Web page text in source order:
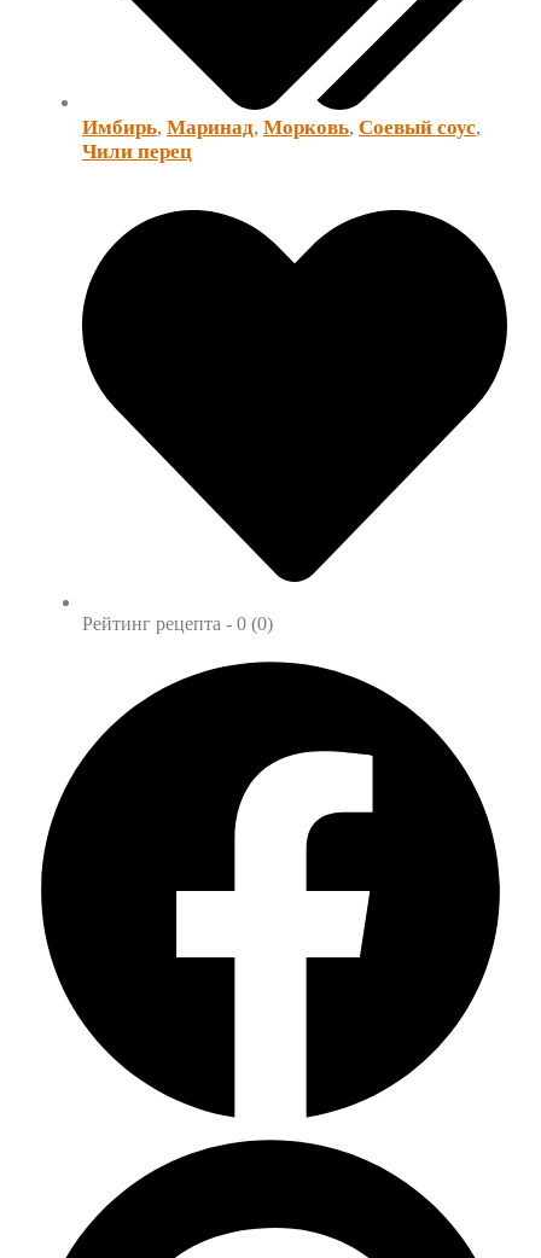
Имбирь, Маринад, Морковь, Соевый соус,
Чили перец
Рейтинг рецепта - 0 (0)